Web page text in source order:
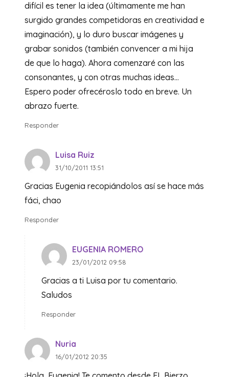
difícil es tener la idea (últimamente me han
surgido grandes competidoras en creatividad e
imaginación), y lo duro buscar imágenes y
grabar sonidos (también convencer a mi hija
de que lo haga). Ahora comenzaré con las
consonantes, y con otras muchas ideas…
Espero poder ofrecéroslo todo en breve. Un
abrazo fuerte.
Responder
Luisa Ruiz
31/10/2011 13:51
Gracias Eugenia recopiándolos así se hace más
fáci, chao
Responder
EUGENIA ROMERO
23/01/2012 09:58
Gracias a ti Luisa por tu comentario.
Saludos
Responder
Nuria
16/01/2012 20:35